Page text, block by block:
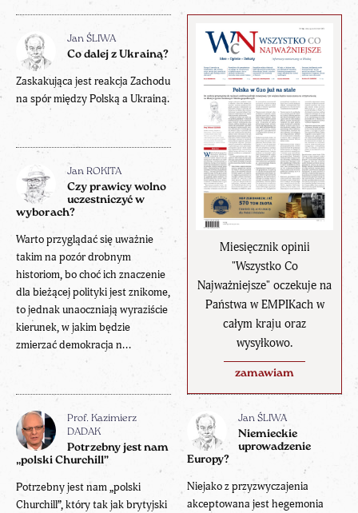
Miesięcznik opinii
"Wszystko Co
Najważniejsze" oczekuje na
Państwa w EMPIKach w
całym kraju oraz
wysyłkowo.
zamawiam
Jan ŚLIWA
Co dalej z Ukrainą?
Zaskakująca jest reakcja Zachodu
na spór między Polską a Ukrainą.
Jan ROKITA
Czy prawicy wolno
uczestniczyć w
wyborach?
Warto przyglądać się uważnie
takim na pozór drobnym
historiom, bo choć ich znaczenie
dla bieżącej polityki jest znikome,
to jednak unaoczniają wyraziście
kierunek, w jakim będzie
zmierzać demokracja n...
Prof. Kazimierz
DADAK
Potrzebny jest nam
„polski Churchill”
Potrzebny jest nam „polski
Churchill”, który tak jak brytyjski
Jan ŚLIWA
Niemieckie
uprowadzenie
Europy?
Niejako z przyzwyczajenia
akceptowana jest hegemonia